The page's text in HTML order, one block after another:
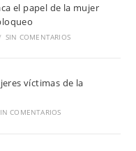
el papel de la mujer
SIN COMENTARIOS
víctimas de la
COMENTARIOS